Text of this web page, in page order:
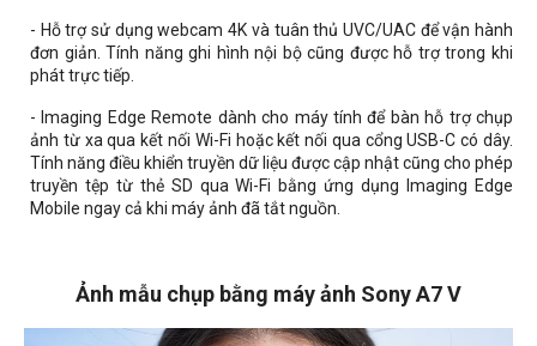
- Hỗ trợ sử dụng webcam 4K và tuân thủ UVC/UAC để vận hành
đơn giản. Tính năng ghi hình nội bộ cũng được hỗ trợ trong khi
phát trực tiếp.
- Imaging Edge Remote dành cho máy tính để bàn hỗ trợ chụp
ảnh từ xa qua kết nối Wi-Fi hoặc kết nối qua cổng USB-C có dây.
Tính năng điều khiển truyền dữ liệu được cập nhật cũng cho phép
truyền tệp từ thẻ SD qua Wi-Fi bằng ứng dụng Imaging Edge
Mobile ngay cả khi máy ảnh đã tắt nguồn.
Ảnh mẫu chụp bằng máy ảnh Sony A7 V